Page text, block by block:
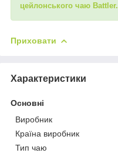
цейлонського чаю Battler.
Приховати
Характеристики
Основні
Виробник
Країна виробник
Тип чаю